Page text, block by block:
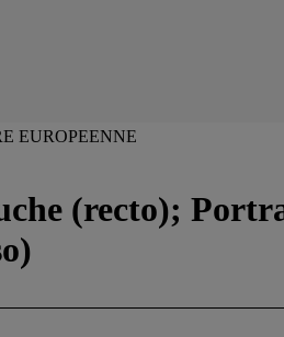
EUROPEENNE
(recto);